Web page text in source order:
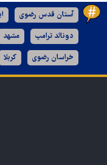
آستان قدس رضوی
دونالد ترامپ مشهد
خراسان رضوی کربلا